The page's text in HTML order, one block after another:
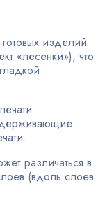
изделий
«лесенки»), что
различаться в
(вдоль слоев